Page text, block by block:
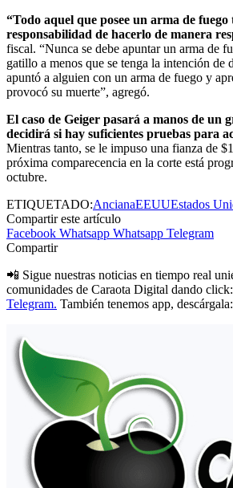
“Todo aquel que posee un arma de fuego
responsabilidad de hacerlo de manera
fiscal. “Nunca se debe apuntar un arma de
gatillo a menos que se tenga la intención de
apuntó a alguien con un arma de fuego y
provocó su muerte”, agregó.
El caso de Geiger pasará a manos de un
decidirá si hay suficientes pruebas para
Mientras tanto, se le impuso una fianza de
próxima comparecencia en la corte está
octubre.
ETIQUETADO:AncianaEEUUEstados
Compartir este artículo
Facebook Whatsapp Whatsapp Telegram
Compartir
📲 Sigue nuestras noticias en tiempo real
comunidades de Caraota Digital dando click:
Telegram. También tenemos app, descárgala: